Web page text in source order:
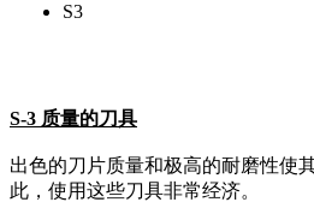
S3
S-3 质量的刀具
出色的刀片质量和极高的耐磨性使
此，使用这些刀具非常经济。